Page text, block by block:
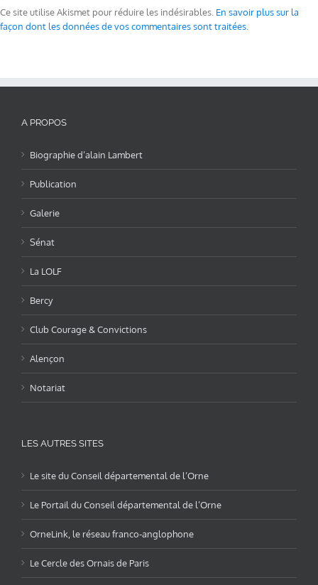
Ce site utilise Akismet pour réduire les indésirables. En savoir plus sur la
façon dont les données de vos commentaires sont traitées
A PROPOS
Biographie d’alain Lambert
Publication
Galerie
Sénat
La LOLF
Bercy
Club Courage & Convictions
Alençon
Notariat
LES AUTRES SITES
Le site du Conseil départemental de l’Orne
Le Portail du Conseil départemental de l’Orne
OrneLink, le réseau franco-anglophone
Le Cercle des Ornais de Paris